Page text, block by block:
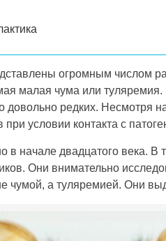
огромным числом
малая чума или туляремия.
довольно редких. Несмотря
условии контакта с
в начале двадцатого века. В
Они внимательно
чумой, а туляремией. Они